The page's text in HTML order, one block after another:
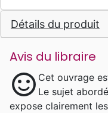
Détails du produit
Avis du libraire
sentiment_satisfied Cet ouvrage
Le sujet
expose clairement